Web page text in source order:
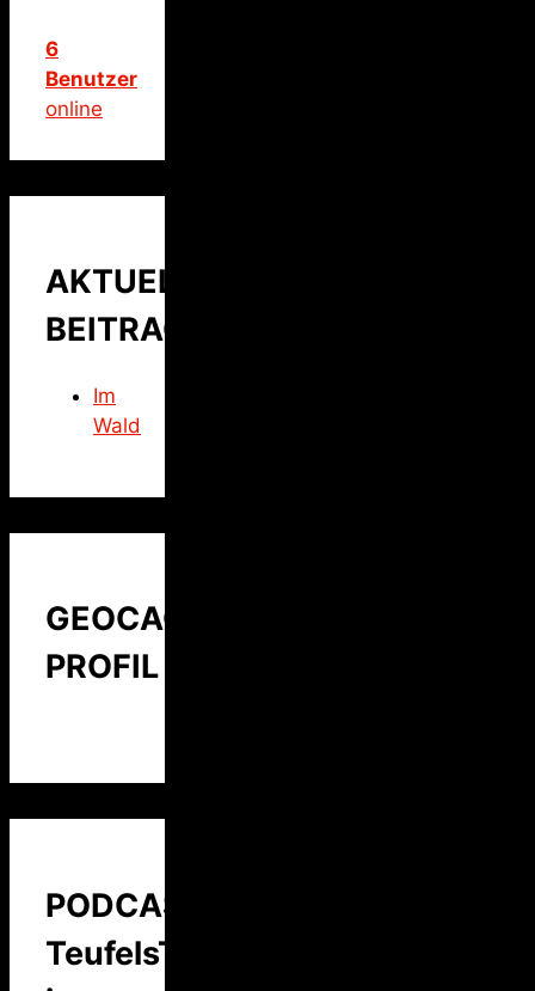
6
Benutzer
online
AKTUELLER
BEITRAG
Im
Wald
GEOCACHING
PROFIL
PODCAST:
TeufelsTalk